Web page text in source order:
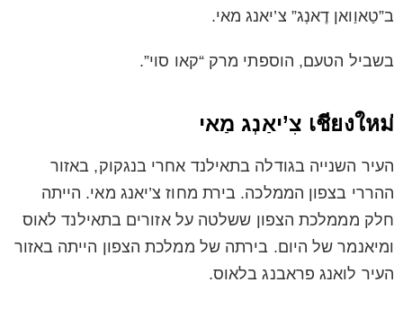
ב”טַאוַואן דֶאנְג” צ’יאנג מאי.
בשביל הטעם, הוספתי מרק “קאו סוי”.
เชียงใหม่ צִ’יאַנְג מַאי
העיר השנייה בגודלה בתאילנד אחרי בנגקוק, באזור
ההררי בצפון הממלכה. בירת מחוז צ’יאנג מאי. הייתה
חלק מממלכת הצפון ששלטה על אזורים בתאילנד לאוס
ומיאנמר של היום. בירתה של ממלכת הצפון הייתה באזור
העיר לואנג פראבנג בלאוס.